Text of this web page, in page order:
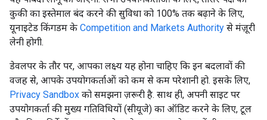
कुकी का इस्तेमाल बंद करने की सुविधा को 100% तक बढ़ाने के लिए,
यूनाइटेड किंगडम के Competition and Markets Authority से मंज़ूरी
लेनी होगी.
डेवलपर के तौर पर, आपका लक्ष्य यह होना चाहिए कि इन बदलावों की
वजह से, आपके उपयोगकर्ताओं को कम से कम परेशानी हो. इसके लिए,
Privacy Sandbox को समझना ज़रूरी है. साथ ही, अपनी साइट पर
उपयोगकर्ता की मुख्य गतिविधियों (सीयूजे) का ऑडिट करने के लिए, टूल